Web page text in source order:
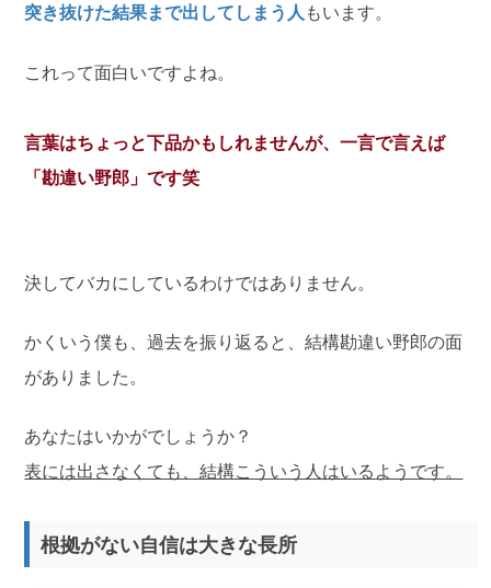
突き抜けた結果まで出してしまう人 もいます。
これって面白いですよね。
言葉はちょっと下品かもしれませんが、一言で言えば
「勘違い野郎」です笑
決してバカにしているわけではありません。
かくいう僕も、過去を振り返ると、結構勘違い野郎の面
がありました。
あなたはいかがでしょうか？
表には出さなくても、結構こういう人はいるようです。
根拠がない自信は大きな長所